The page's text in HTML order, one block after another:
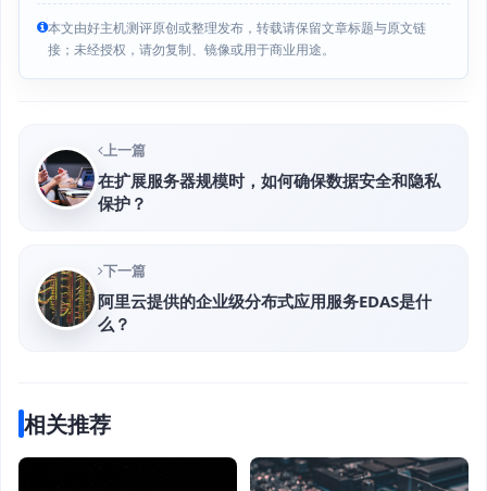
本文由好主机测评原创或整理发布，转载请保留文章标题与原文链
接；未经授权，请勿复制、镜像或用于商业用途。
上一篇
在扩展服务器规模时，如何确保数据安全和隐私
保护？
下一篇
阿里云提供的企业级分布式应用服务EDAS是什
么？
相关推荐